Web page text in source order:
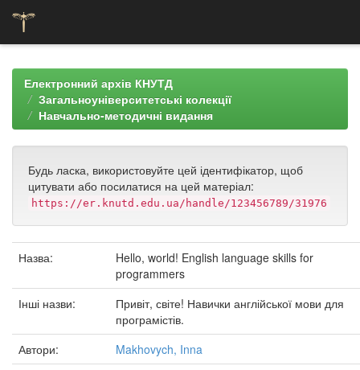
navigationЕлектронний архів КНУТД
Загальноуніверситетські колекції
Навчально-методичні видання
Будь ласка, використовуйте цей ідентифікатор, щоб
цитувати або посилатися на цей матеріал:
https://er.knutd.edu.ua/handle/123456789/31976
Назва:
Hello, world! English language skills for
programmers
Інші назви:
Привіт, світе! Навички англійської мови для
програмістів.
Автори:
Makhovych, Inna